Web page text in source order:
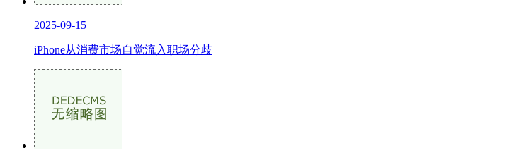
2025-09-15
iPhone从消费市场自觉流入职场分歧